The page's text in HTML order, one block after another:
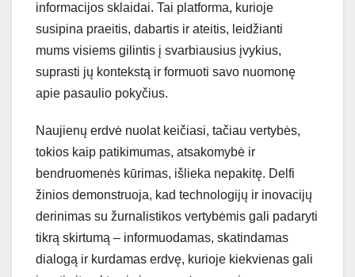
informacijos sklaidai. Tai platforma, kurioje
susipina praeitis, dabartis ir ateitis, leidžianti
mums visiems gilintis į svarbiausius įvykius,
suprasti jų kontekstą ir formuoti savo nuomonę
apie pasaulio pokyčius.
Naujienų erdvė nuolat keičiasi, tačiau vertybės,
tokios kaip patikimumas, atsakomybė ir
bendruomenės kūrimas, išlieka nepakitę. Delfi
žinios demonstruoja, kad technologijų ir inovacijų
derinimas su žurnalistikos vertybėmis gali padaryti
tikrą skirtumą – informuodamas, skatindamas
dialogą ir kurdamas erdvę, kurioje kiekvienas gali